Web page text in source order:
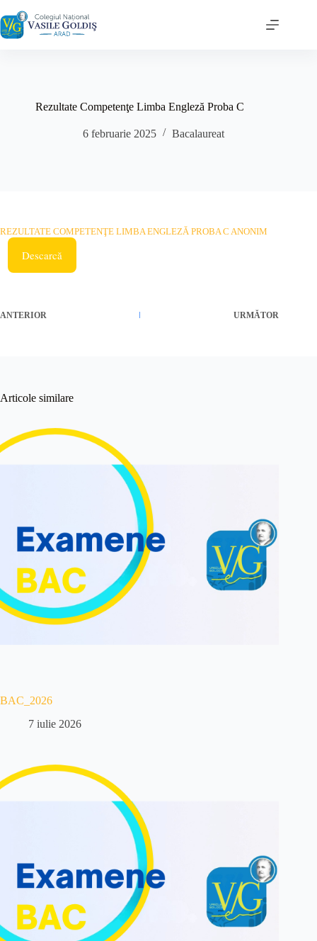
la
conținut
Rezultate Competenţe Limba Engleză Proba C
6 februarie 2025 Bacalaureat
REZULTATE COMPETENŢE LIMBA ENGLEZĂ PROBA C ANONIM
Descarcă
ANTERIOR URMĂTOR
Articole similare
BAC_2026
7 iulie 2026